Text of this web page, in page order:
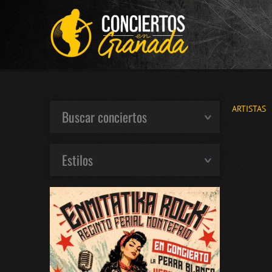
ARTISTAS
Buscar conciertos
Estilos